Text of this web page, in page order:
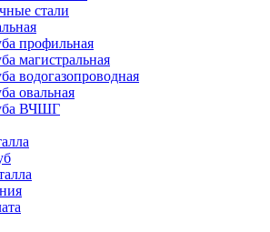
стали
профильная
магистральная
водогазопроводная
овальная
ВЧШГ